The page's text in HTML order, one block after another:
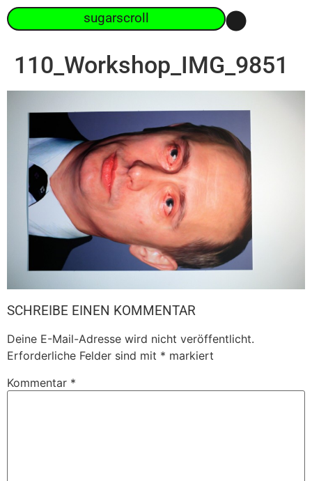
sugarscroll
110_Workshop_IMG_9851
SCHREIBE EINEN KOMMENTAR
Deine E-Mail-Adresse wird nicht veröffentlicht.
Erforderliche Felder sind mit * markiert
Kommentar *